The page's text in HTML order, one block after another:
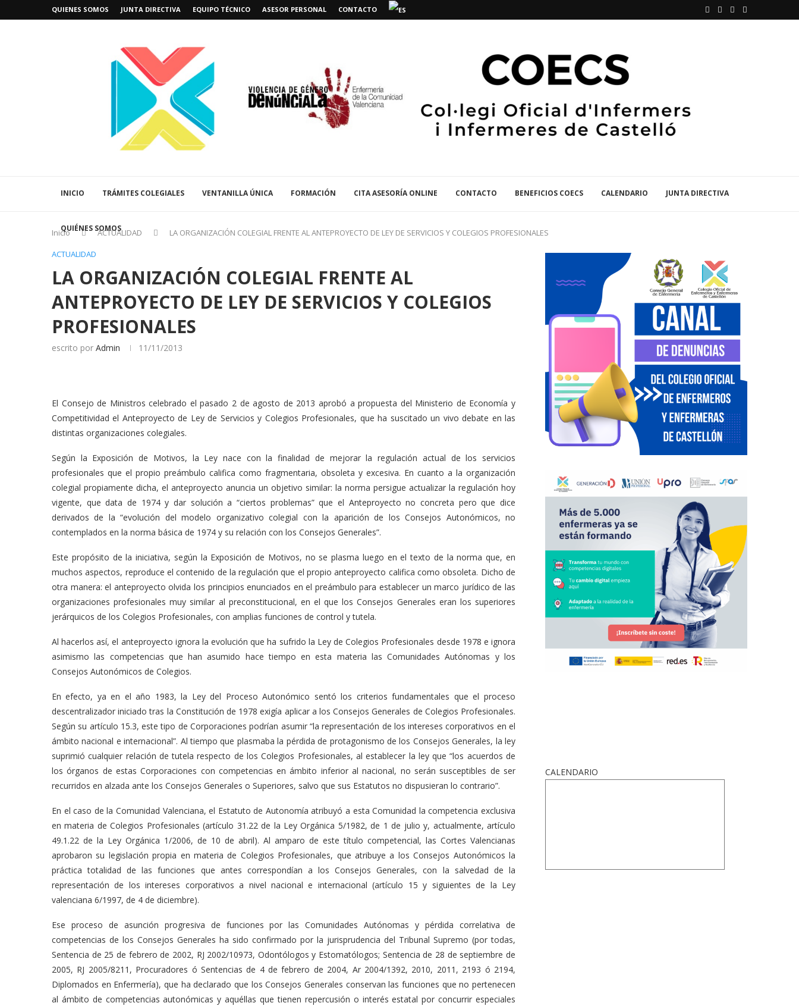
QUIENES SOMOS JUNTA DIRECTIVA EQUIPO TÉCNICO ASESOR PERSONAL CONTACTO
INICIO TRÁMITES COLEGIALES VENTANILLA ÚNICA FORMACIÓN CITA ASESORÍA ONLINE CONTACTO BENEFICIOS COECS CALENDARIO JUNTA DIRECTIVA
QUIÉNES SOMOS
Inicio ACTUALIDAD
LA ORGANIZACIÓN COLEGIAL FRENTE AL ANTEPROYECTO DE LEY DE SERVICIOS Y COLEGIOS PROFESIONALES
ACTUALIDAD
LA ORGANIZACIÓN COLEGIAL FRENTE AL
ANTEPROYECTO DE LEY DE SERVICIOS Y COLEGIOS
PROFESIONALES
escrito por Admin 11/11/2013
El Consejo de Ministros celebrado el pasado 2 de agosto de 2013 aprobó a propuesta del Ministerio de Economía y
Competitividad el Anteproyecto de Ley de Servicios y Colegios Profesionales, que ha suscitado un vivo debate en las
distintas organizaciones colegiales.
Según la Exposición de Motivos, la Ley nace con la finalidad de mejorar la regulación actual de los servicios
profesionales que el propio preámbulo califica como fragmentaria, obsoleta y excesiva. En cuanto a la organización
colegial propiamente dicha, el anteproyecto anuncia un objetivo similar: la norma persigue actualizar la regulación hoy
vigente, que data de 1974 y dar solución a “ciertos problemas” que el Anteproyecto no concreta pero que dice
derivados de la “evolución del modelo organizativo colegial con la aparición de los Consejos Autonómicos, no
contemplados en la norma básica de 1974 y su relación con los Consejos Generales”.
Este propósito de la iniciativa, según la Exposición de Motivos, no se plasma luego en el texto de la norma que, en
muchos aspectos, reproduce el contenido de la regulación que el propio anteproyecto califica como obsoleta. Dicho de
otra manera: el anteproyecto olvida los principios enunciados en el preámbulo para establecer un marco jurídico de las
organizaciones profesionales muy similar al preconstitucional, en el que los Consejos Generales eran los superiores
jerárquicos de los Colegios Profesionales, con amplias funciones de control y tutela.
Al hacerlos así, el anteproyecto ignora la evolución que ha sufrido la Ley de Colegios Profesionales desde 1978 e ignora
asimismo las competencias que han asumido hace tiempo en esta materia las Comunidades Autónomas y los
Consejos Autonómicos de Colegios.
En efecto, ya en el año 1983, la Ley del Proceso Autonómico sentó los criterios fundamentales que el proceso
descentralizador iniciado tras la Constitución de 1978 exigía aplicar a los Consejos Generales de Colegios Profesionales.
Según su artículo 15.3, este tipo de Corporaciones podrían asumir “la representación de los intereses corporativos en el
ámbito nacional e internacional”. Al tiempo que plasmaba la pérdida de protagonismo de los Consejos Generales, la ley
suprimió cualquier relación de tutela respecto de los Colegios Profesionales, al establecer la ley que “los acuerdos de
los órganos de estas Corporaciones con competencias en ámbito inferior al nacional, no serán susceptibles de ser
recurridos en alzada ante los Consejos Generales o Superiores, salvo que sus Estatutos no dispusieran lo contrario”.
En el caso de la Comunidad Valenciana, el Estatuto de Autonomía atribuyó a esta Comunidad la competencia exclusiva
en materia de Colegios Profesionales (artículo 31.22 de la Ley Orgánica 5/1982, de 1 de julio y, actualmente, artículo
49.1.22 de la Ley Orgánica 1/2006, de 10 de abril). Al amparo de este título competencial, las Cortes Valencianas
aprobaron su legislación propia en materia de Colegios Profesionales, que atribuye a los Consejos Autonómicos la
práctica totalidad de las funciones que antes correspondían a los Consejos Generales, con la salvedad de la
representación de los intereses corporativos a nivel nacional e internacional (artículo 15 y siguientes de la Ley
valenciana 6/1997, de 4 de diciembre).
Ese proceso de asunción progresiva de funciones por las Comunidades Autónomas y pérdida correlativa de
competencias de los Consejos Generales ha sido confirmado por la jurisprudencia del Tribunal Supremo (por todas,
Sentencia de 25 de febrero de 2002, RJ 2002/10973, Odontólogos y Estomatólogos; Sentencia de 28 de septiembre de
2005, RJ 2005/8211, Procuradores ó Sentencias de 4 de febrero de 2004, Ar 2004/1392, 2010, 2011, 2193 ó 2194,
Diplomados en Enfermería), que ha declarado que los Consejos Generales conservan las funciones que no pertenecen
al ámbito de competencias autonómicas y aquéllas que tienen repercusión o interés estatal por concurrir especiales
CALENDARIO